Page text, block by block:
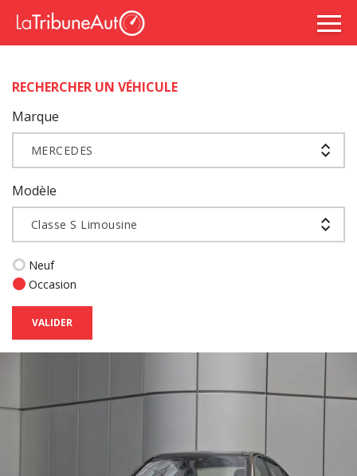
RECHERCHER UN VÉHICULE
Marque
MERCEDES
Modèle
Classe S Limousine
Neuf
Occasion
VALIDER